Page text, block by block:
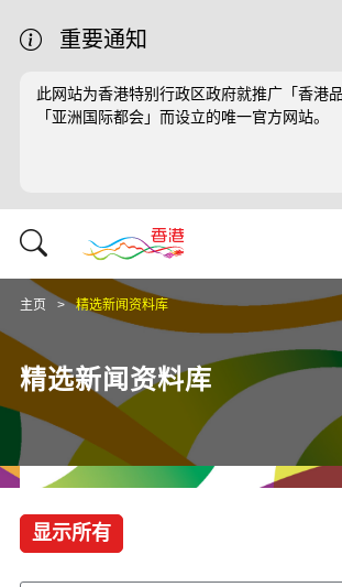
重要通知
此网站为香港特别行政区政府就推广「香港
「亚洲国际都会」而设立的唯一官方网站。
主页 精选新闻资料库
精选新闻资料库
显示所有